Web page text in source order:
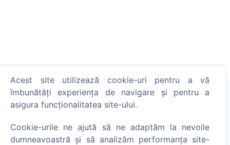
Citește mai mult
Acest site utilizează cookie-uri pentru a vă
îmbunătăți experiența de navigare și pentru a
asigura funcționalitatea site-ului.
Cookie-urile ne ajută să ne adaptăm la nevoile
dumneavoastră și să analizăm performanța site-